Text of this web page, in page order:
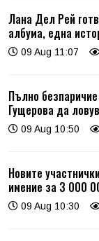
Лана Дел Рей
албума, една
09 Aug 11:07
Пълно
Гущерова да
09 Aug 10:50
Новите
имение за 3 000
09 Aug 10:30